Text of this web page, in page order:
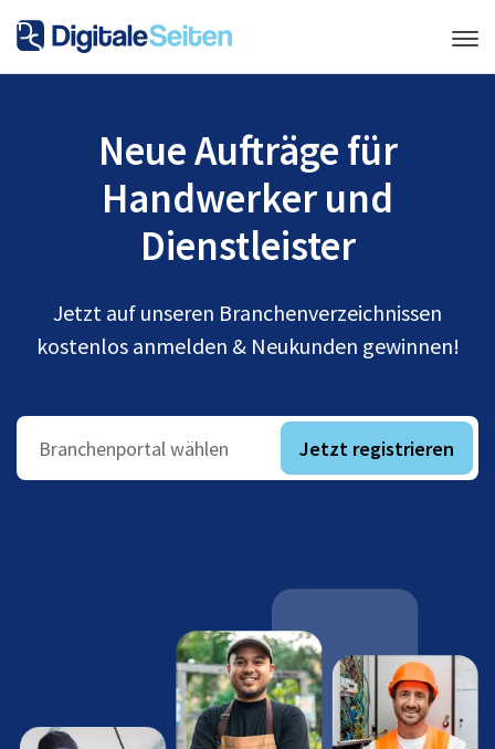
Neue Aufträge für
Handwerker und
Dienstleister
Jetzt auf unseren Branchenverzeichnissen
kostenlos anmelden & Neukunden gewinnen!
Branchenportal wählen Jetzt registrieren